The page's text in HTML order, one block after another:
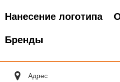
Нанесение логотипа
Бренды
Адрес